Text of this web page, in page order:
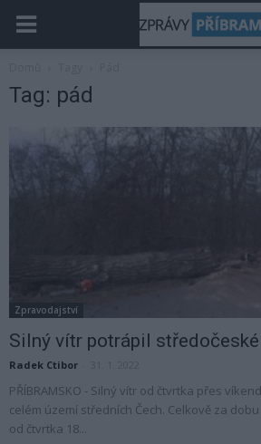
Tag: pád
Zpravodajství
Silný vítr potrápil
Radek Ctibor
PŘÍBRAMSKO - Silný vítr od čtvrtka přes
celém území středních Čech. Celkově za
od čtvrtka 18...